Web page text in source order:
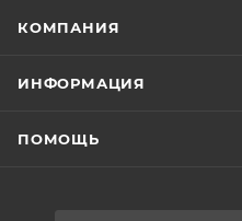
КОМПАНИЯ
ИНФОРМАЦИЯ
ПОМОЩЬ